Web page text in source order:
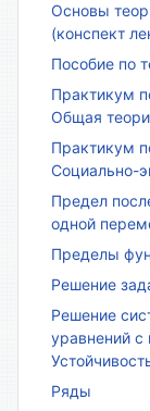
Основы
(конспект
Пособие по
Практикум
Общая
Практикум
Социально-
Предел
одной
Пределы
Решение
Решение
уравнений
Ряды